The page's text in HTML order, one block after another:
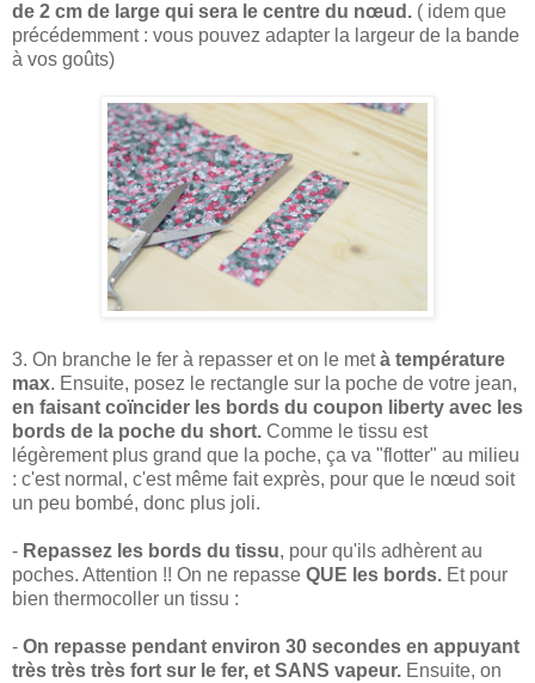
de 2 cm de large qui sera le centre du nœud. ( idem que
précédemment : vous pouvez adapter la largeur de la bande
à vos goûts)
3. On branche le fer à repasser et on le metà température
max. Ensuite, posez le rectangle sur la poche de votre jean,
en faisant coïncider les bords du coupon liberty avec les
bords de la poche du short. Comme le tissu est
légèrement plus grand que la poche, ça va "flotter" au milieu
: c'est normal, c'est même fait exprès, pour que le nœud soit
un peu bombé, donc plus joli.
- Repassez les bords du tissu, pour qu'ils adhèrent au
poches. Attention !! On ne repasse QUE les bords. Et pour
bien thermocoller un tissu :
- On repasse pendant environ 30 secondes en appuyant
très très très fort sur le fer, et SANS vapeur. Ensuite, on